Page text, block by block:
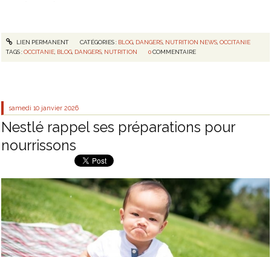
LIEN PERMANENT CATÉGORIES : BLOG, DANGERS, NUTRITION NEWS, OCCITANIE
TAGS :OCCITANIE BLOG DANGERS NUTRITION 0 COMMENTAIRE
samedi 10 janvier 2026
Nestlé rappel ses préparations pour
nourrissons